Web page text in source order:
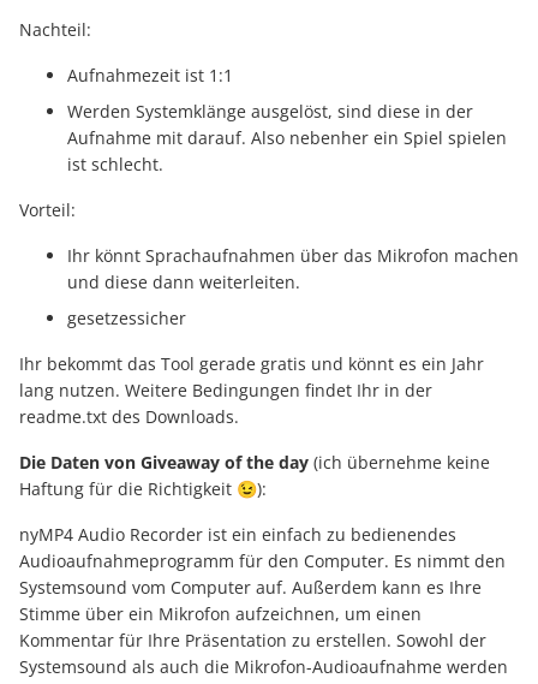
Nachteil:
Aufnahmezeit ist 1:1
Werden Systemklänge ausgelöst, sind diese in der
Aufnahme mit darauf. Also nebenher ein Spiel spielen
ist schlecht.
Vorteil:
Ihr könnt Sprachaufnahmen über das Mikrofon machen
und diese dann weiterleiten.
gesetzessicher
Ihr bekommt das Tool gerade gratis und könnt es ein Jahr
lang nutzen. Weitere Bedingungen findet Ihr in der
readme.txt des Downloads.
Die Daten von Giveaway of the day (ich übernehme keine
Haftung für die Richtigkeit 😉):
nyMP4 Audio Recorder ist ein einfach zu bedienendes
Audioaufnahmeprogramm für den Computer. Es nimmt den
Systemsound vom Computer auf. Außerdem kann es Ihre
Stimme über ein Mikrofon aufzeichnen, um einen
Kommentar für Ihre Präsentation zu erstellen. Sowohl der
Systemsound als auch die Mikrofon-Audioaufnahme werden